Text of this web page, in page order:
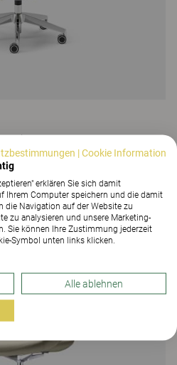
Varianten
|Cookie Information
erklären Sie sich damit
Ihrem Computer speichern und die damit
die Navigation auf der Website zu
zu analysieren und unsere Marketing-
Sie können Ihre Zustimmung jederzeit
Symbol unten links klicken.
Alle ablehnen